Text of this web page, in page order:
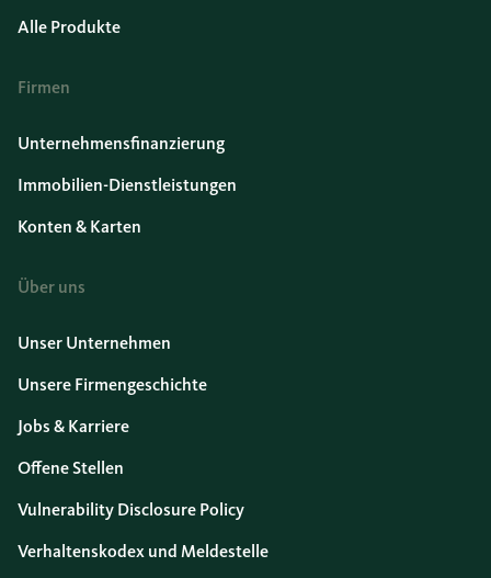
Alle Produkte
Firmen
Unternehmensfinanzierung
Immobilien-Dienstleistungen
Konten & Karten
Über uns
Unser Unternehmen
Unsere Firmengeschichte
Jobs & Karriere
Offene Stellen
Vulnerability Disclosure Policy
Verhaltenskodex und Meldestelle